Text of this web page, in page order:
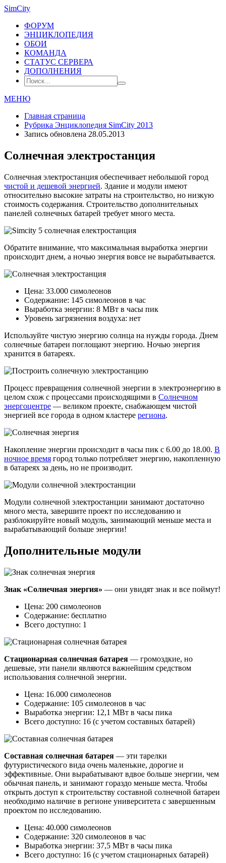
SimCity
ФОРУМ
ЭНЦИКЛОПЕДИЯ
ОБОИ
КОМАНДА
СТАТУС СЕРВЕРА
ДОПОЛНЕНИЯ
МЕНЮ
Главная страница
Рубрика Энциклопедия SimCity 2013
Запись обновлена 28.05.2013
Солнечная электростанция
Солнечная электростанция обеспечивает небольшой город
чистой и дешевой энергией. Здание и модули имеют
относительно высокие затраты на строительство, но низкую
стоимость содержания. Строительство дополнительных
панелей солнечных батарей требует много места.
Обратите внимание, что максимальная выработка энергии
происходит днем, а ночью энергия вовсе не вырабатывается.
Цена: 33.000 симолеонов
Содержание: 145 симолеонов в час
Выработка энергии: 8 МВт в часы пик
Уровень загрязнения воздуха: нет
Используйте чистую энергию солнца на нужды города. Днем
солнечные батареи поглощают энергию. Ночью энергия
хранится в батареях.
Процесс превращения солнечной энергии в электроэнергию в
целом схож с процессами происходящими в Солнечном
энергоцентре — великом проекте, снабжающем чистой
энергией все города в одном кластере региона.
Накопление энергии происходит в часы пик с 6.00 до 18.00. В
ночное время город только потребляет энергию, накопленную
в батареях за день, но не производит.
Модули солнечной электростанции занимают достаточно
много места, завершите проект по исследованию и
разблокируйте новый модуль, занимающий меньше места и
вырабатывающий больше энергии!
Дополнительные модули
Знак «Солнечная энергия» — они увидят знак и все поймут!
Цена: 200 симолеонов
Содержание: бесплатно
Всего доступно: 1
Стационарная солнечная батарея — громоздкие, но
дешевые, эти панели являются важнейшим средством
использования солнечной энергии.
Цена: 16.000 симолеонов
Содержание: 105 симолеонов в час
Выработка энергии: 12,1 МВт в часы пика
Всего доступно: 16 (с учетом составных батарей)
Составная солнечная батарея — эти тарелки
футуристического вида очень маленькие, дорогие и
эффективные. Они вырабатывают вдвое больше энергии, чем
обычная панель, и занимают гораздо меньше места. Чтобы
открыть доступ к строительству составной солнечной батареи
необходимо наличие в регионе университета с завершенным
проектом по исследованию.
Цена: 40.000 симолеонов
Содержание: 320 симолеонов в час
Выработка энергии: 37,5 МВт в часы пика
Всего доступно: 16 (с учетом стационарных батарей)